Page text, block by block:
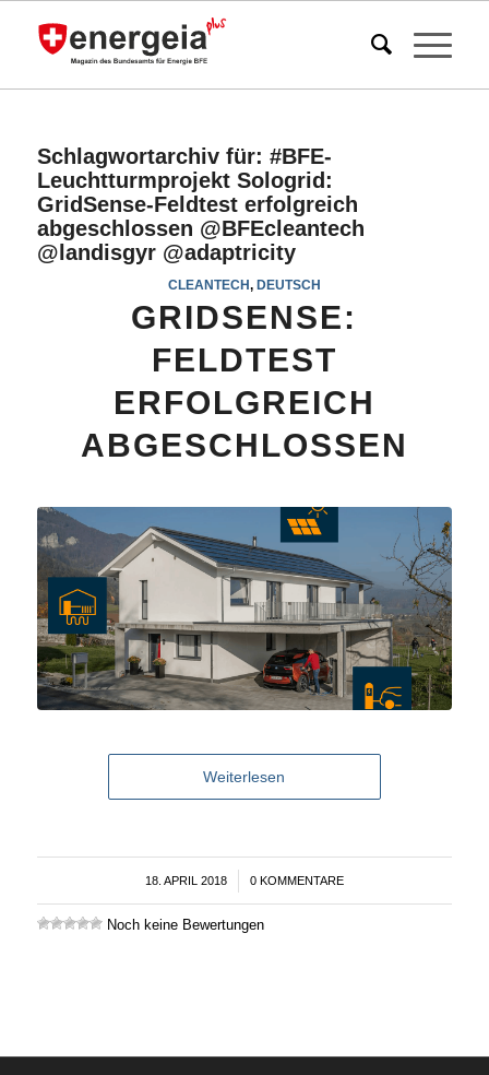
Schlagwortarchiv für: #BFE-
Leuchtturmprojekt Sologrid:
GridSense-Feldtest erfolgreich
abgeschlossen @BFEcleantech
@landisgyr @adaptricity
CLEANTECH, DEUTSCH
GRIDSENSE:
FELDTEST
ERFOLGREICH
ABGESCHLOSSEN
Weiterlesen
18. APRIL 2018
/ 0 KOMMENTARE
Noch keine Bewertungen